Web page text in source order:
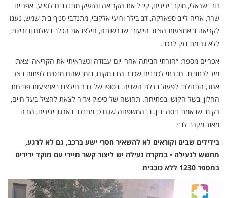
דוד ישראלי, מוקדן ידידים, קיבל את הקריאה והזעיק מתנדבים לסייע. אפריים
שרר, אריה לייב ספארקה, דב בילר ורועי אלקובי, מתנדבי סניף בית שמש, נענו
לקריאה ובאמצעות הציוד הייעודי שברשותם, חילצו את הכלב בשלום ובזריזות,
ללא גרימת נזק לרכב.
אפריים מספר: ״חזרתי הביתה אחרי יום עבודה וכשראיתי את הקריאה יצאתי
מיד לכתובת. חברתי לכוננים שכבר היו במקום, בזמן שהם מנסים לפתוח בצד
אחד, התחלתי לפעול בדלת השניה. בסופו של דבר חילצנו באמצעות פתיחת
החלון, בשל הקושי בפתיחה. תחושה של סיפוק אדיר לצאת להציל בעל חיים,
רק מי שבאמת ניסה יבין. בן המשפחה שגם כן מתנדב בארגון ידידים, הודה
מאוד מקרב לב״.
בידידים שבים וקוראים לא להשאיר חסרי ישע ברכב, גם לא לרגע,
מחשש לנעילה • במקרה נעילה יש ליצור קשר מיידי עם מוקד ידידים
במספר 1230 ללא כוכבית